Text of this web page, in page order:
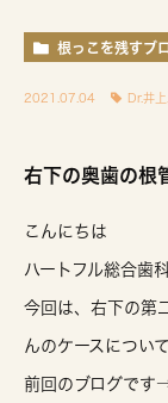
根っこを残すブ
2021.07.04 Dr.井上
右下の奥歯の根
こんにちは
ハートフル総合歯
今回は、右下の第
んのケースについ
前回のブログで